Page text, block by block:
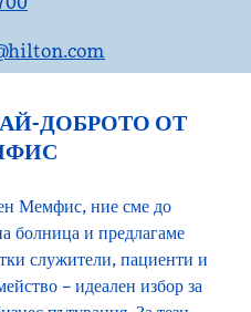
ДОБРОТО ОТ
Мемфис, ние сме до
болница и предлагаме
служители, пациенти и
– идеален избор за